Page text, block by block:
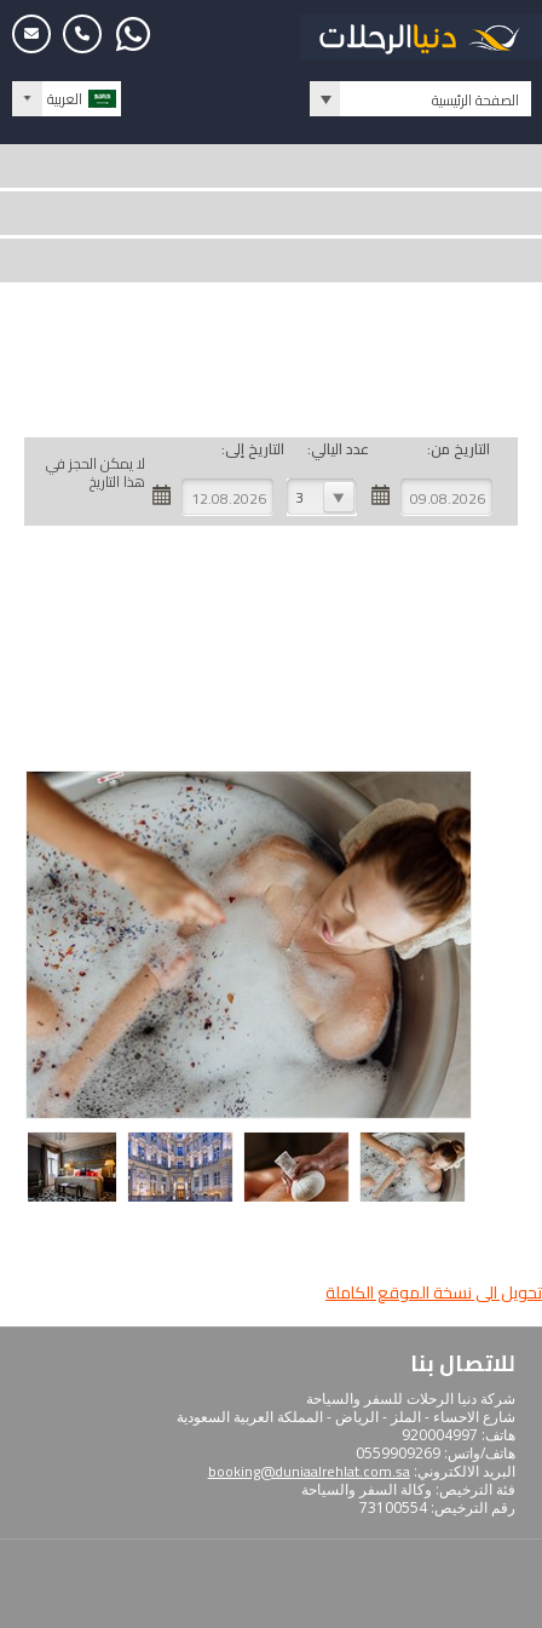
العربية الصفحة الرئيسية
التاريخ من:
عدد اليالي:
3
التاريخ إلى:
لا يمكن الحجز في
هذا التاريخ
تحويل الى نسخة الموقع الكاملة
للاتصال بنا
شركة دنيا الرحلات للسفر والسياحة
شارع الاحساء - الملز - الرياض - المملكة العربية السعودية
هاتف: 920004997
هاتف/واتس: 0559909269
البريد الالكتروني:booking@duniaalrehlat.com.sa
فئة الترخيص: وﻛﺎﻟﺔ اﻟﺴﻔﺮ واﻟﺴﻴﺎﺣﺔ
رﻗﻢ اﻟﺘﺮﺧﻴﺺ: 73100554